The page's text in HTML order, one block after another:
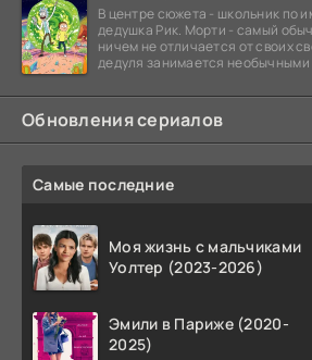
В центре сюжета - школьник по
дедушка Рик. Морти - самый
ничем не отличается от своих
дедуля занимается
Обновления сериалов
Самые последние
Моя жизнь с мальчиками
Уолтер (2023-2026)
Эмили в Париже (2020-
2025)